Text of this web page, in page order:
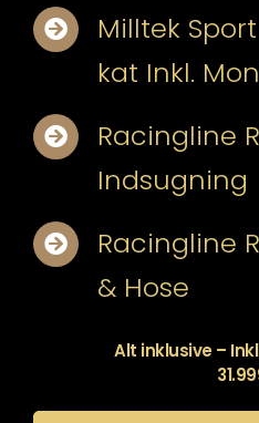
Milltek
kat Inkl.
Racingline
Indsugning
Racingline
& Hose
Alt inklusive –